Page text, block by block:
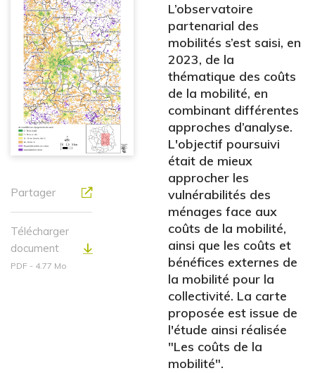
Partager
Télécharger
document
PDF - 4.77 Mo
L’observatoire
partenarial des
mobilités s’est saisi, en
2023, de la
thématique des coûts
de la mobilité, en
combinant différentes
approches d’analyse.
L'objectif poursuivi
était de mieux
approcher les
vulnérabilités des
ménages face aux
coûts de la mobilité,
ainsi que les coûts et
bénéfices externes de
la mobilité pour la
collectivité. La carte
proposée est issue de
l'étude ainsi réalisée
"Les coûts de la
mobilité".